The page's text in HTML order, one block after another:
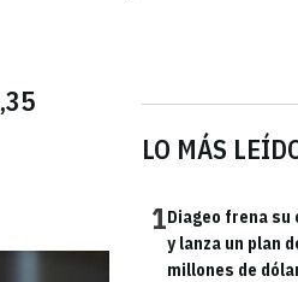
LO MÁS
1Diageo frena
y lanza un plan
millones de